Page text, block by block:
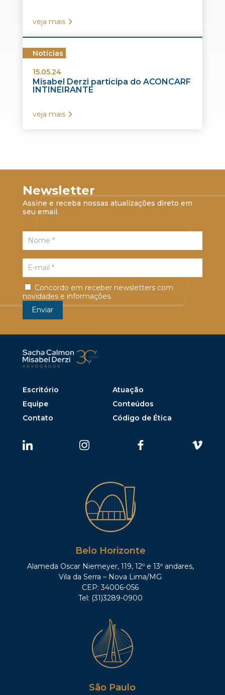
veja mais
Notícias
15.05.24
Misabel Derzi participa do ACONCARF
INTINEIRANTE
veja mais
Newsletter
Assine e receba nossas atualizações direto em
seu email.
Concordo em receber newsletters com
novidades e informações.
Escritório
Atuação
Equipe
Conteúdos
Contato
Código de Ética
Belo Horizonte
Alameda Oscar Niemeyer, 119, 12º e 13º andares,
Vila da Serra – Nova Lima/MG
CEP: 34006-056
Tel: (31)3289-0900
São Paulo